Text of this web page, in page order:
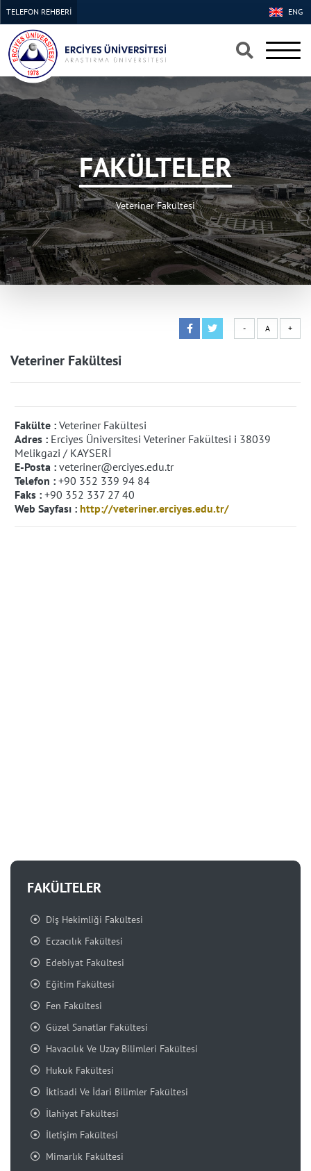
×
×
ENG
TELEFON REHBERİ
FAKÜLTELER
Veteriner Fakültesi
FAKÜLTELER
Diş Hekimliği Fakültesi
Eczacılık Fakültesi
Edebiyat Fakültesi
Eğitim Fakültesi
Fen Fakültesi
Güzel Sanatlar Fakültesi
Havacılık Ve Uzay Bilimleri Fakültesi
Hukuk Fakültesi
İktisadi Ve İdari Bilimler Fakültesi
İlahiyat Fakültesi
İletişim Fakültesi
Mimarlık Fakültesi
- A +
Veteriner Fakültesi
Fakülte : Veteriner Fakültesi
Adres : Erciyes Üniversitesi Veteriner Fakültesi i 38039
Melikgazi / KAYSERİ
E-Posta : veteriner@erciyes.edu.tr
Telefon : +90 352 339 94 84
Faks : +90 352 337 27 40
Web Sayfası : http://veteriner.erciyes.edu.tr/